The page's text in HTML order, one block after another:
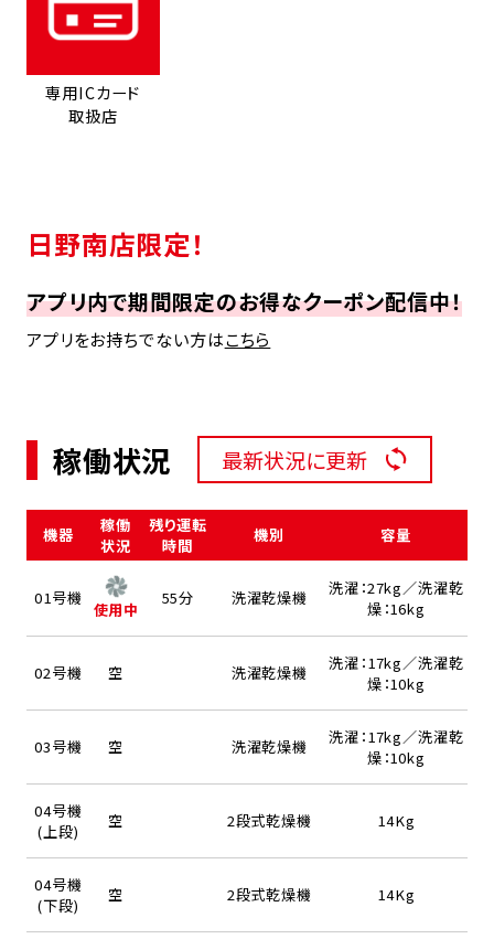
専用ICカード
取扱店
日野南店限定！
アプリ内で期間限定のお得なクーポン配信中！
アプリをお持ちでない方はこちら
稼働状況 最新状況に更新
機器
稼働
状況
残り運転
時間
機別 容量
01号機
使用中
55分 洗濯乾燥機
洗濯：27kg／洗濯乾
燥：16kg
02号機 空 洗濯乾燥機
洗濯：17kg／洗濯乾
燥：10kg
03号機 空 洗濯乾燥機
洗濯：17kg／洗濯乾
燥：10kg
04号機
(上段)
空 2段式乾燥機 14Kg
04号機
(下段)
空 2段式乾燥機 14Kg